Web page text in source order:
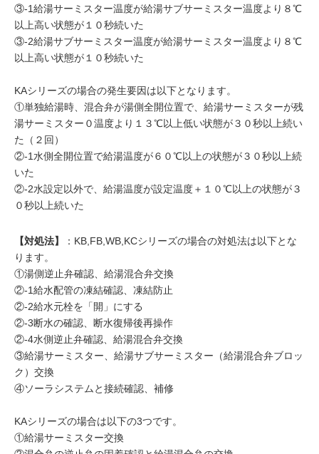
③-1給湯サーミスター温度が給湯サブサーミスター温度より８℃
以上高い状態が１０秒続いた
③-2給湯サブサーミスター温度が給湯サーミスター温度より８℃
以上高い状態が１０秒続いた
KAシリーズの場合の発生要因は以下となります。
①単独給湯時、混合弁が湯側全開位置で、給湯サーミスターが残
湯サーミスター０温度より１３℃以上低い状態が３０秒以上続い
た（２回）
②-1水側全開位置で給湯温度が６０℃以上の状態が３０秒以上続
いた
②-2水設定以外で、給湯温度が設定温度＋１０℃以上の状態が３
０秒以上続いた
【対処法】
：KB,FB,WB,KCシリーズの場合の対処法は以下とな
ります。
①湯側逆止弁確認、給湯混合弁交換
②-1給水配管の凍結確認、凍結防止
②-2給水元栓を「開」にする
②-3断水の確認、断水復帰後再操作
②-4水側逆止弁確認、給湯混合弁交換
③給湯サーミスター、給湯サブサーミスター（給湯混合弁ブロッ
ク）交換
④ソーラシステムと接続確認、補修
KAシリーズの場合は以下の3つです。
①給湯サーミスター交換